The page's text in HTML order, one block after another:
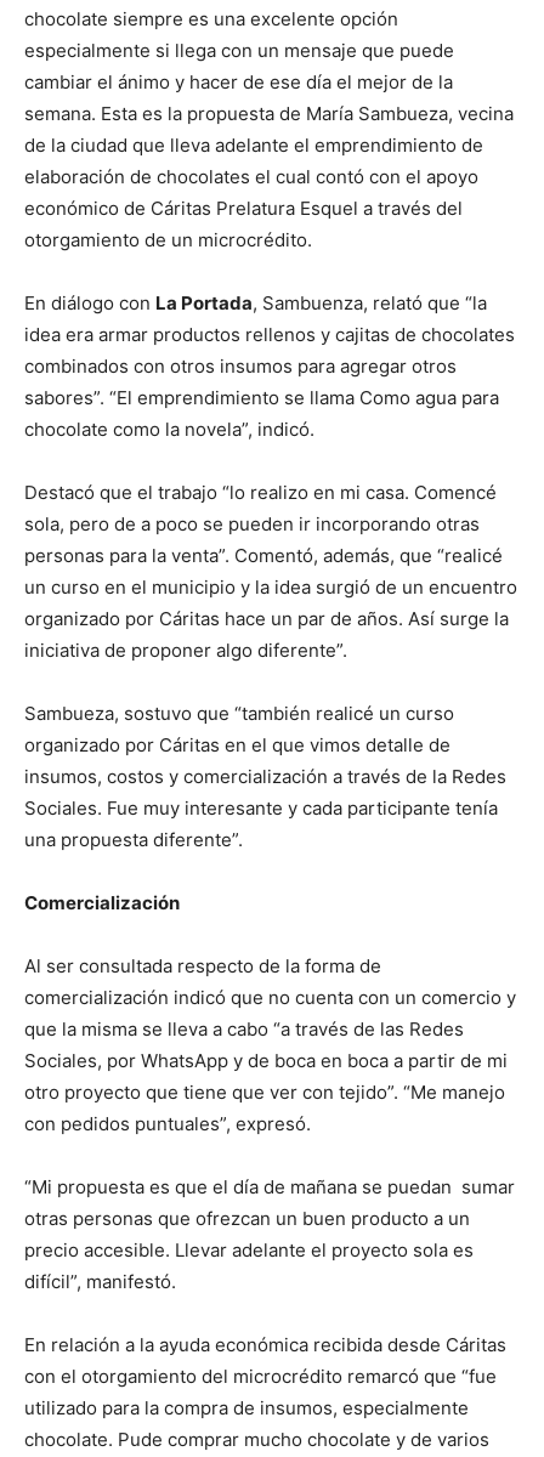
chocolate siempre es una excelente opción
especialmente si llega con un mensaje que puede
cambiar el ánimo y hacer de ese día el mejor de la
semana. Esta es la propuesta de María Sambueza, vecina
de la ciudad que lleva adelante el emprendimiento de
elaboración de chocolates el cual contó con el apoyo
económico de Cáritas Prelatura Esquel a través del
otorgamiento de un microcrédito.
En diálogo con La Portada, Sambuenza, relató que “la
idea era armar productos rellenos y cajitas de chocolates
combinados con otros insumos para agregar otros
sabores”. “El emprendimiento se llama Como agua para
chocolate como la novela”, indicó.
Destacó que el trabajo “lo realizo en mi casa. Comencé
sola, pero de a poco se pueden ir incorporando otras
personas para la venta”. Comentó, además, que “realicé
un curso en el municipio y la idea surgió de un encuentro
organizado por Cáritas hace un par de años. Así surge la
iniciativa de proponer algo diferente”.
Sambueza, sostuvo que “también realicé un curso
organizado por Cáritas en el que vimos detalle de
insumos, costos y comercialización a través de la Redes
Sociales. Fue muy interesante y cada participante tenía
una propuesta diferente”.
Comercialización
Al ser consultada respecto de la forma de
comercialización indicó que no cuenta con un comercio y
que la misma se lleva a cabo “a través de las Redes
Sociales, por WhatsApp y de boca en boca a partir de mi
otro proyecto que tiene que ver con tejido”. “Me manejo
con pedidos puntuales”, expresó.
“Mi propuesta es que el día de mañana se puedan sumar
otras personas que ofrezcan un buen producto a un
precio accesible. Llevar adelante el proyecto sola es
difícil”, manifestó.
En relación a la ayuda económica recibida desde Cáritas
con el otorgamiento del microcrédito remarcó que “fue
utilizado para la compra de insumos, especialmente
chocolate. Pude comprar mucho chocolate y de varios